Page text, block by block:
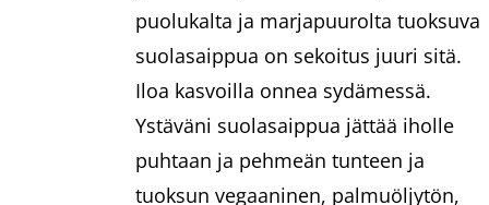
puolukalta ja marjapuurolta tuoksuva
suolasaippua on sekoitus juuri sitä.
Iloa kasvoilla onnea sydämessä.
Ystäväni suolasaippua jättää iholle
puhtaan ja pehmeän tunteen ja
tuoksun vegaaninen, palmuöljytön,